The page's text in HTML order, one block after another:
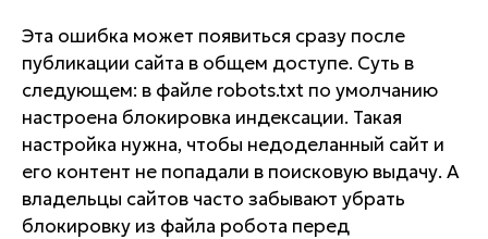
Эта ошибка может появиться сразу после
публикации сайта в общем доступе. Суть в
следующем: в файле robots.txt по умолчанию
настроена блокировка индексации. Такая
настройка нужна, чтобы недоделанный сайт и
его контент не попадали в поисковую выдачу. А
владельцы сайтов часто забывают убрать
блокировку из файла робота перед